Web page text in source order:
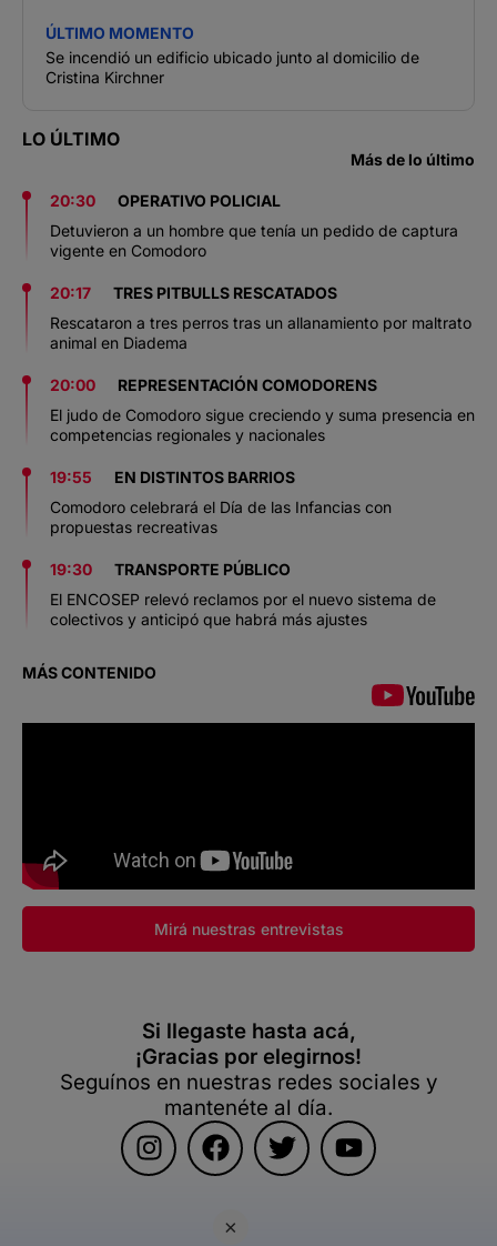
×
ÚLTIMO MOMENTO
Se incendió un edificio ubicado junto al domicilio de
Cristina Kirchner
LO ÚLTIMO
Más de lo último
20:30
OPERATIVO POLICIAL
Detuvieron a un hombre que tenía un pedido de captura
vigente en Comodoro
20:17
TRES PITBULLS RESCATADOS
Rescataron a tres perros tras un allanamiento por maltrato
animal en Diadema
20:00
REPRESENTACIÓN COMODORENS
El judo de Comodoro sigue creciendo y suma presencia en
competencias regionales y nacionales
19:55
EN DISTINTOS BARRIOS
Comodoro celebrará el Día de las Infancias con
propuestas recreativas
19:30
TRANSPORTE PÚBLICO
El ENCOSEP relevó reclamos por el nuevo sistema de
colectivos y anticipó que habrá más ajustes
MÁS CONTENIDO
Mirá nuestras entrevistas
Si llegaste hasta acá,
¡Gracias por elegirnos!
Seguínos en nuestras redes sociales y
mantenéte al día.